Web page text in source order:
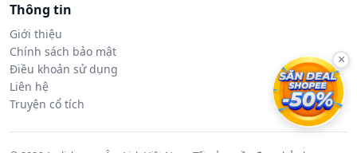
Thông tin
Giới thiệu
Chính sách bảo mật
Điều khoản sử dụng
Liên hệ
Truyện cổ tích
×